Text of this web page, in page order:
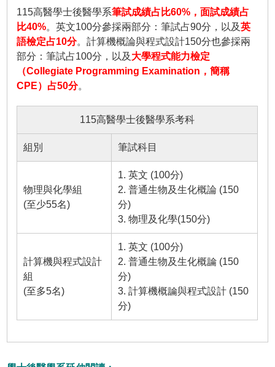
115高醫學士後醫學系筆試成績占比60%，面試成績占
比40%。英文100分參採兩部分：筆試占90分，以及英
語檢定占10分。計算機概論與程式設計150分也參採兩
部分：筆試占100分，以及 大學程式能力檢定
（Collegiate Programming Examination，簡稱
CPE）占50分。
115高醫學士後醫學系考科
組別 筆試科目
物理與化學組
(至少55名)
1. 英文 (100分)
2. 普通生物及生化概論 (150
分)
3. 物理及化學(150分)
計算機與程式設計
組
(至多5名)
1. 英文 (100分)
2. 普通生物及生化概論 (150
分)
3. 計算機概論與程式設計 (150
分)